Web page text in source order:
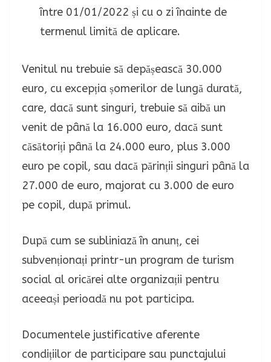
între 01/01/2022 și cu o zi înainte de
termenul limită de aplicare.
Venitul nu trebuie să depășească 30.000
euro, cu excepția șomerilor de lungă durată,
care, dacă sunt singuri, trebuie să aibă un
venit de până la 16.000 euro, dacă sunt
căsătoriți până la 24.000 euro, plus 3.000
euro pe copil, sau dacă părinții singuri până la
27.000 de euro, majorat cu 3.000 de euro
pe copil, după primul.
După cum se subliniază în anunț, cei
subvenționați printr-un program de turism
social al oricărei alte organizații pentru
aceeași perioadă nu pot participa.
Documentele justificative aferente
condițiilor de participare sau punctajului